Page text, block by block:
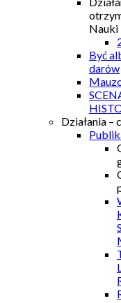
Nauki
Być
darów
Działania –